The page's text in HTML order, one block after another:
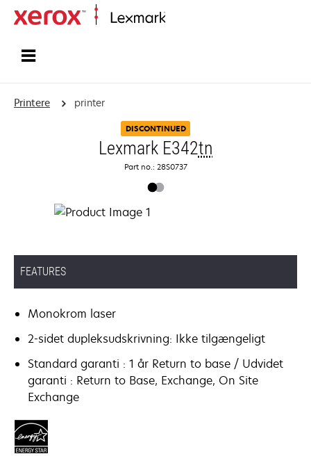
Printere printer
DISCONTINUED
Lexmark E342tn
Part no.: 28S0737
FEATURES
Monokrom laser
2-sidet dupleksudskrivning: Ikke tilgængeligt
Standard garanti : 1 år Return to base / Udvidet
garanti : Return to Base, Exchange, On Site
Exchange